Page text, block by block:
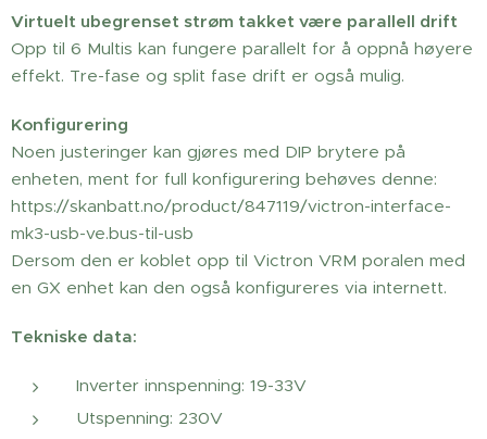
Virtuelt ubegrenset strøm takket være parallell drift
Opp til 6 Multis kan fungere parallelt for å oppnå høyere
effekt. Tre-fase og split fase drift er også mulig.
Konfigurering
Noen justeringer kan gjøres med DIP brytere på
enheten, ment for full konfigurering behøves denne:
https://skanbatt.no/product/847119/victron-interface-
mk3-usb-ve.bus-til-usb
Dersom den er koblet opp til Victron VRM poralen med
en GX enhet kan den også konfigureres via internett.
Tekniske data:
Inverter innspenning: 19-33V
Utspenning: 230V